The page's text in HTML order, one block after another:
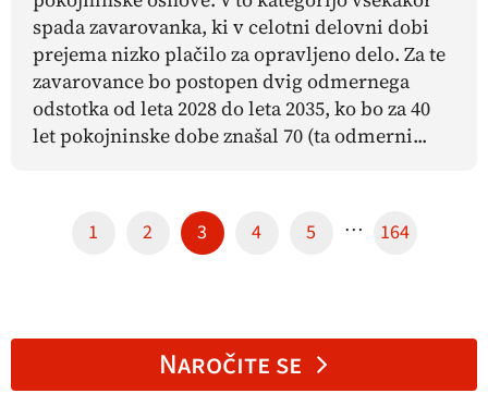
spada zavarovanka, ki v celotni delovni dobi
prejema nizko plačilo za opravljeno delo. Za te
zavarovance bo postopen dvig odmernega
odstotka od leta 2028 do leta 2035, ko bo za 40
let pokojninske dobe znašal 70 (ta odmerni...
1 2 3 4 5 … 164
Naročite se